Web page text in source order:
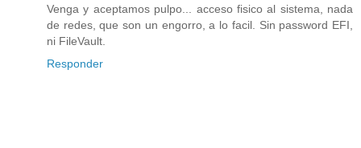
Venga y aceptamos pulpo... acceso fisico al sistema, nada
de redes, que son un engorro, a lo facil. Sin password EFI,
ni FileVault.
Responder